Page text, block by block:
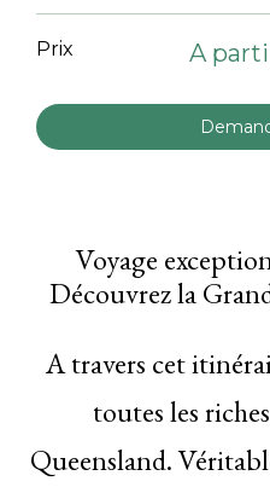
Prix A
Voyage
Découvrez la
A travers cet
toutes les
Queensland.